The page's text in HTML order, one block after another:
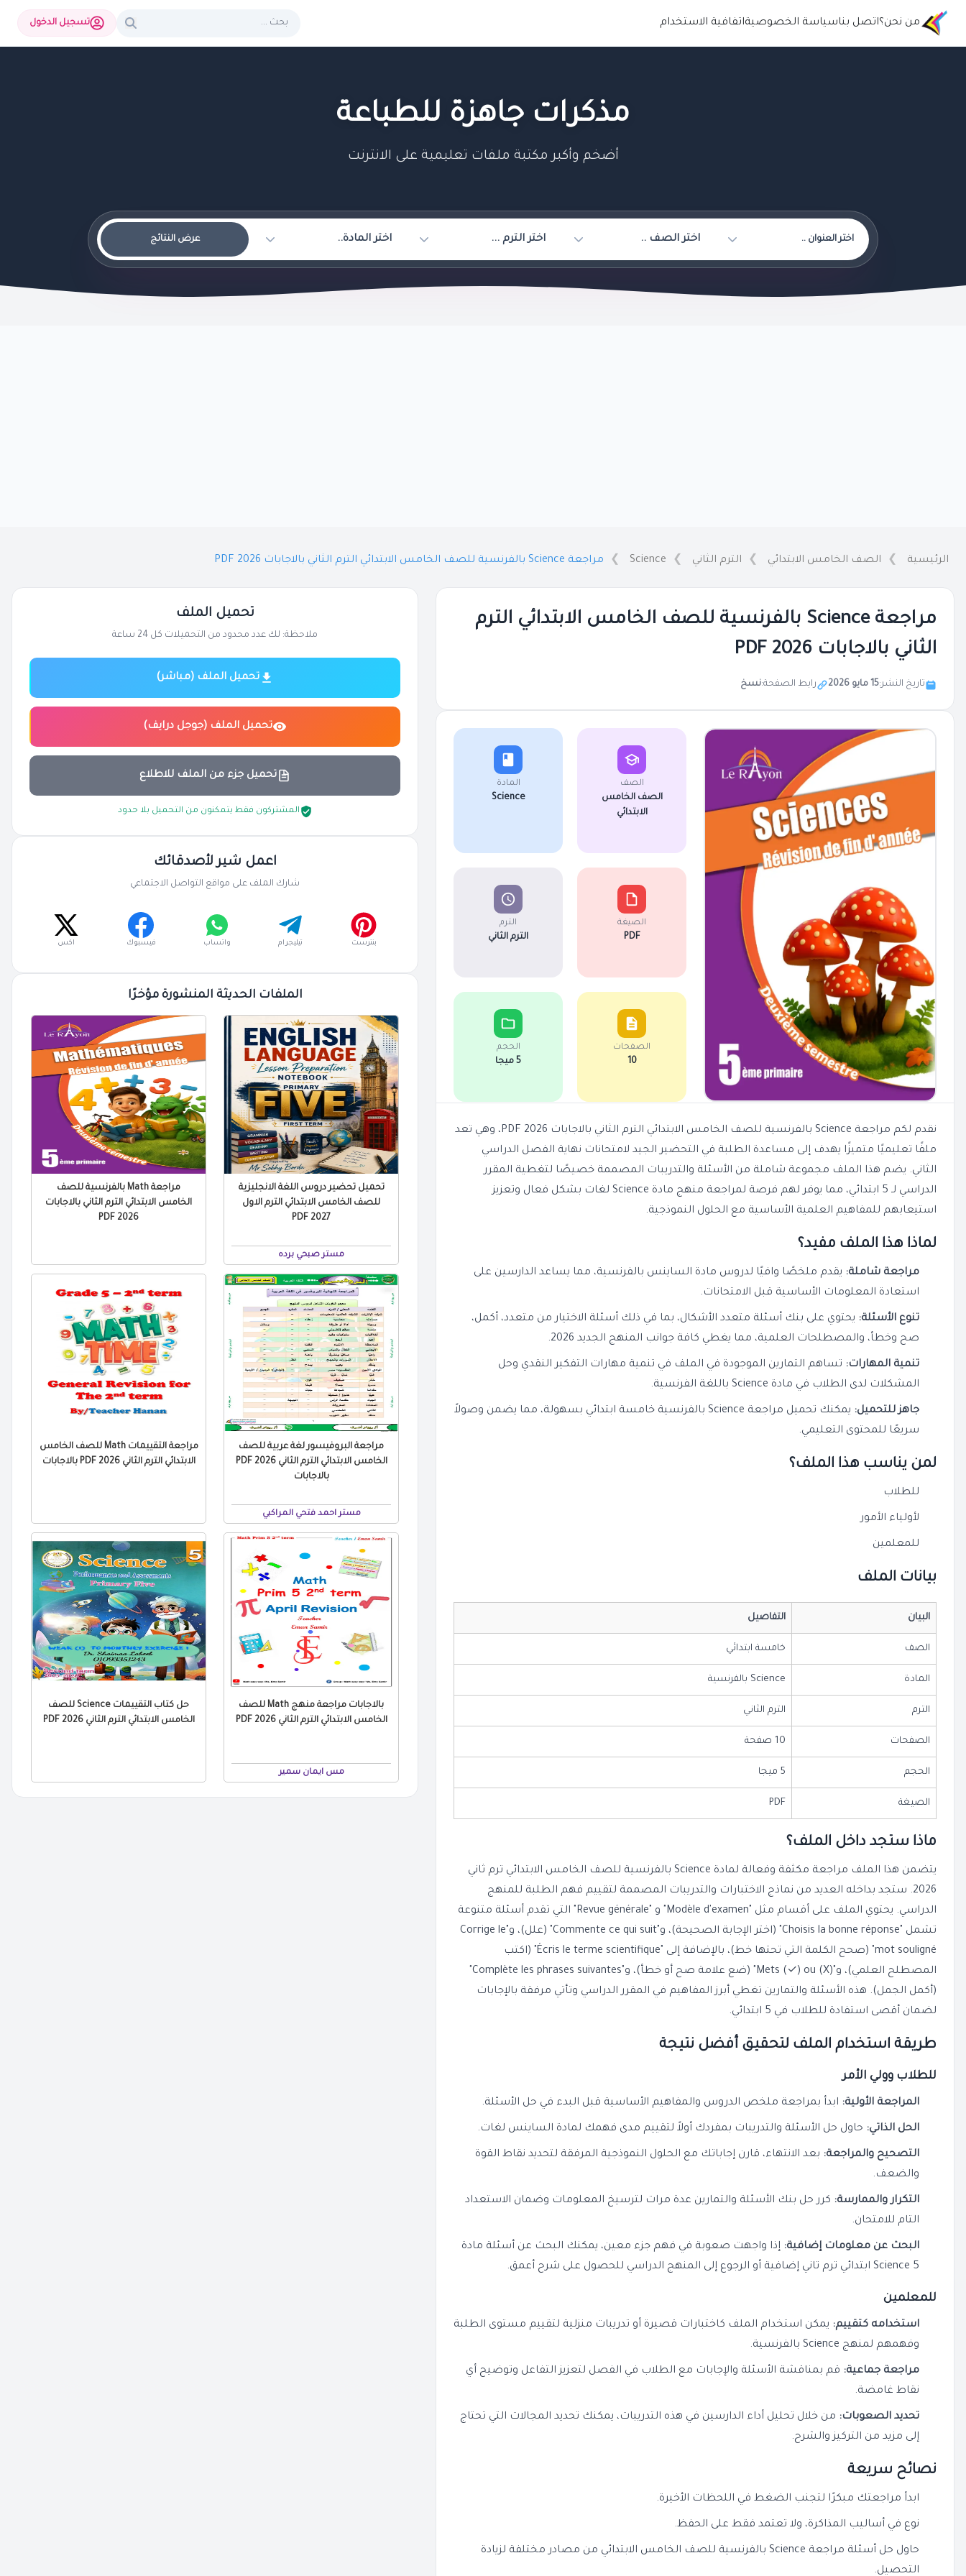
من نحن؟اتصل بناسياسة الخصوصيةاتفافية الاستخدام تسجيل الدخول
مذكرات جاهزة للطباعة
أضخم وأكبر مكتبة ملفات تعليمية على الانترنت
عرض النتائج
الرئيسية الصف الخامس الابتدائي الترم الثاني Science مراجعة Science بالفرنسية للصف الخامس الابتدائي الترم الثاني بالاجابات 2026 PDF
مراجعة Science بالفرنسية للصف الخامس الابتدائي الترم
الثاني بالاجابات 2026 PDF
تاريخ النشر:15 مايو 2026 رابط الصفحة:نسخ
الصف
الصف الخامس
الابتدائي
المادة
Science
الصيغة
PDF
الترم
الترم الثاني
الصفحات
10
الحجم
5 ميجا
نقدم لكم مراجعة Science بالفرنسية للصف الخامس الابتدائي الترم الثاني بالاجابات 2026 PDF، وهي تعد
ملفًا تعليميًا متميزًا يهدف إلى مساعدة الطلبة في التحضير الجيد لامتحانات نهاية الفصل الدراسي
الثاني. يضم هذا الملف مجموعة شاملة من الأسئلة والتدريبات المصممة خصيصًا لتغطية المقرر
الدراسي لـ 5 ابتدائي، مما يوفر لهم فرصة لمراجعة منهج مادة Science لغات بشكل فعال وتعزيز
استيعابهم للمفاهيم العلمية الأساسية مع الحلول النموذجية.
لماذا هذا الملف مفيد؟
مراجعة شاملة: يقدم ملخصًا وافيًا لدروس مادة الساينس بالفرنسية، مما يساعد الدارسين على
استعادة المعلومات الأساسية قبل الامتحانات.
تنوع الأسئلة: يحتوي على بنك أسئلة متعدد الأشكال، بما في ذلك أسئلة الاختيار من متعدد، أكمل،
صح وخطأ، والمصطلحات العلمية، مما يغطي كافة جوانب المنهج الجديد 2026.
تنمية المهارات: تساهم التمارين الموجودة في الملف في تنمية مهارات التفكير النقدي وحل
المشكلات لدى الطلاب في مادة Science باللغة الفرنسية.
جاهز للتحميل:
يمكنك تحميل مراجعة Science بالفرنسية خامسة ابتدائي بسهولة، مما يضمن وصولاً
سريعًا للمحتوى التعليمي.
لمن يناسب هذا الملف؟
للطلاب
لأولياء الأمور
للمعلمين
بيانات الملف
البيان التفاصيل
الصف خامسة ابتدائي
المادة Science بالفرنسية
الترم الترم الثاني
الصفحات 10 صفحة
الحجم 5 ميجا
الصيغة PDF
ماذا ستجد داخل الملف؟
يتضمن هذا الملف مراجعة مكثفة وفعالة لمادة Science بالفرنسية للصف الخامس الابتدائي ترم ثاني
2026. ستجد بداخله العديد من نماذج الاختبارات والتدريبات المصممة لتقييم فهم الطلبة للمنهج
الدراسي. يحتوي الملف على أقسام مثل "Modèle d'examen" و "Revue générale" التي تقدم أسئلة متنوعة
تشمل "Choisis la bonne réponse" (اختر الإجابة الصحيحة)، و"Commente ce qui suit" (علل)، و"Corrige le
mot souligné" (صحح الكلمة التي تحتها خط)، بالإضافة إلى "Écris le terme scientifique" (اكتب
(أكمل الجمل). هذه الأسئلة والتمارين تغطي أبرز المفاهيم في المقرر الدراسي وتأتي مرفقة بالإجابات
لضمان أقصى استفادة للطلاب في 5 ابتدائي.
طريقة استخدام الملف لتحقيق أفضل نتيجة
للطلاب وولي الأمر
المراجعة الأولية: ابدأ بمراجعة ملخص الدروس والمفاهيم الأساسية قبل البدء في حل الأسئلة.
الحل الذاتي: حاول حل الأسئلة والتدريبات بمفردك أولاً لتقييم مدى فهمك لمادة الساينس لغات.
التصحيح والمراجعة: بعد الانتهاء، قارن إجاباتك مع الحلول النموذجية المرفقة لتحديد نقاط القوة
والضعف.
التكرار والممارسة: كرر حل بنك الأسئلة والتمارين عدة مرات لترسيخ المعلومات وضمان الاستعداد
التام للامتحان.
البحث عن معلومات إضافية: إذا واجهت صعوبة في فهم جزء معين، يمكنك البحث عن أسئلة مادة
Science 5 ابتدائي ترم تاني إضافية أو الرجوع إلى المنهج الدراسي للحصول على شرح أعمق.
للمعلمين
استخدامه كتقييم: يمكن استخدام الملف كاختبارات قصيرة أو تدريبات منزلية لتقييم مستوى الطلبة
وفهمهم لمنهج Science بالفرنسية.
مراجعة جماعية: قم بمناقشة الأسئلة والإجابات مع الطلاب في الفصل لتعزيز التفاعل وتوضيح أي
نقاط غامضة.
تحديد الصعوبات: من خلال تحليل أداء الدارسين في هذه التدريبات، يمكنك تحديد المجالات التي تحتاج
إلى مزيد من التركيز والشرح.
نصائح سريعة
ابدأ مراجعتك مبكرًا لتجنب الضغط في اللحظات الأخيرة.
نوع في أساليب المذاكرة، ولا تعتمد فقط على الحفظ.
حاول حل أسئلة مراجعة Science بالفرنسية للصف الخامس الابتدائي من مصادر مختلفة لزيادة
التحصيل.
تحميل الملف
ملاحظة: لك عدد محدود من التحميلات كل 24 ساعة
تحميل الملف (مباشر)
تحميل الملف (جوجل درايف)
تحميل جزء من الملف للاطلاع
المشتركون فقط يتمكنون من التحميل بلا حدود
اعمل شير لأصدقائك
شارك الملف على مواقع التواصل الاجتماعي
بنترست تيليجرام واتساب فيسبوك اكس
الملفات الحديثة المنشورة مؤخرًا
تحميل تحضير دروس اللغة الانجليزية
للصف الخامس الابتدائي الترم الاول
2027 PDF
مستر صبحي برده
مراجعة Math بالفرنسية للصف
الخامس الابتدائي الترم الثاني بالاجابات
2026 PDF
مراجعة البروفيسور لغة عربية للصف
الخامس الابتدائي الترم الثاني 2026 PDF
بالاجابات
مستر احمد فتحي المراكبي
مراجعة التقييمات Math للصف الخامس
الابتدائي الترم الثاني 2026 PDF بالاجابات
بالاجابات مراجعة منهج Math للصف
الخامس الابتدائي الترم الثاني 2026 PDF
مس ايمان سمير
حل كتاب التقييمات Science للصف
الخامس الابتدائي الترم الثاني 2026 PDF